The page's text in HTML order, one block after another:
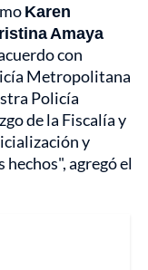
Karen
Amaya
con
Metropolitana
Policía
de la Fiscalía y
y
agregó el